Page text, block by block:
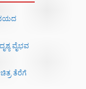
ವೈಭವ
ತೆರೆಗೆ